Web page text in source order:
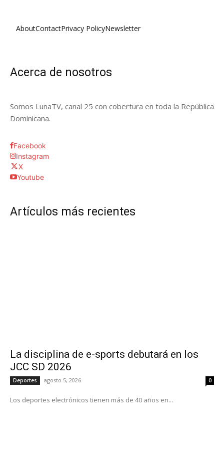
AboutContactPrivacy PolicyNewsletter
Acerca de nosotros
Somos LunaTV, canal 25 con cobertura en toda la República
Dominicana.
Facebook
Instagram
X
Youtube
Artículos más recientes
La disciplina de e-sports debutará en los
JCC SD 2026
Deportes agosto 5, 2026 0
Los deportes electrónicos tienen más de 40 años en...